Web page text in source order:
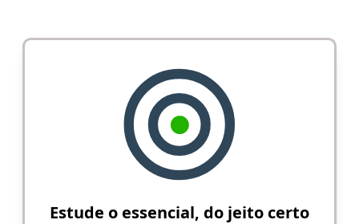
Estude o essencial, do jeito certo